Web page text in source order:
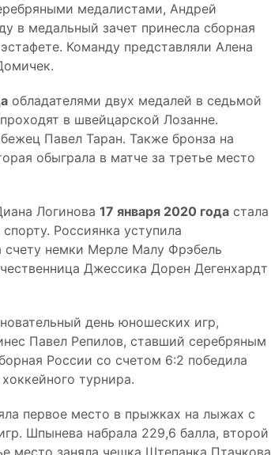
медалистами, Андрей
в медальный зачет принесла сборная
Команду представляли Алена
обладателями двух медалей в седьмой
в швейцарской Лозанне.
Павел Таран. Также бронза на
обыграла в матче за третье место
Логинова 17 января 2020 года стала
Россиянка уступила
счету немки Мерле Малу Фрэбель
Джессика Дорен Дегенхардт
день юношеских игр,
Павел Репилов, ставший серебряным
России со счетом 6:2 победила
турнира.
первое место в прыжках на лыжах с
Шпынева набрала 229,6 балла, второй
место заняла чешка Штепанка Птачкова